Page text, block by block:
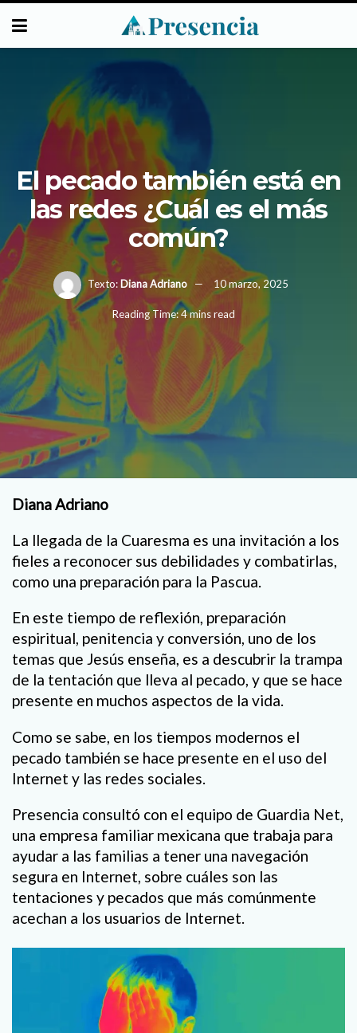
El pecado también está en
las redes ¿Cuál es el más
común?
Texto:Diana Adriano 10 marzo, 2025
Reading Time: 4 mins read
Diana Adriano
La llegada de la Cuaresma es una invitación a los
fieles a reconocer sus debilidades y combatirlas,
como una preparación para la Pascua.
En este tiempo de reflexión, preparación
espiritual, penitencia y conversión, uno de los
temas que Jesús enseña, es a descubrir la trampa
de la tentación que lleva al pecado, y que se hace
presente en muchos aspectos de la vida.
Como se sabe, en los tiempos modernos el
pecado también se hace presente en el uso del
Internet y las redes sociales.
Presencia consultó con el equipo de Guardia Net,
una empresa familiar mexicana que trabaja para
ayudar a las familias a tener una navegación
segura en Internet, sobre cuáles son las
tentaciones y pecados que más comúnmente
acechan a los usuarios de Internet.